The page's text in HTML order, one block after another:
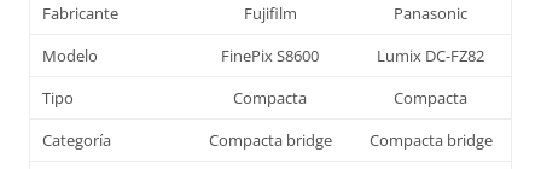
Fabricante Fujifilm
Panasonic
Modelo
FinePix S8600
Lumix DC-FZ82
Tipo
Compacta
Compacta
Categoría
Compacta bridge
Compacta bridge